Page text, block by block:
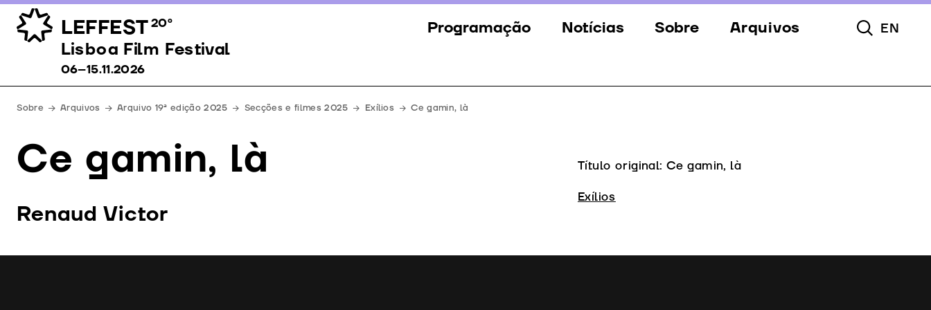
LEFFEST20º
Lisboa Film Festival 06–15.11.2026
Programação
Eventos
Notícias Sobre
Equipa
Arquivos Pesquisar
EN
Lisboa Film Festival
06–15.11.2026
Sobre Arquivos Arquivo 19ª edição 2025 Secções e filmes 2025 Exílios Ce gamin, là
Ce gamin, là
Renaud Victor
Título original: Ce gamin, là
Exílios